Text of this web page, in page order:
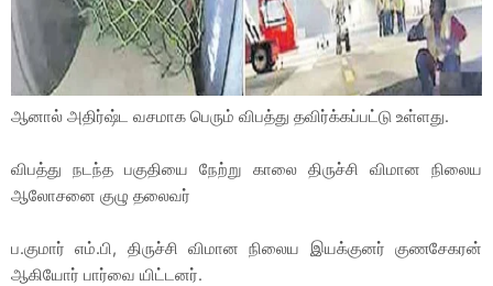
ஆனால் அதிர்ஷ்ட வசமாக பெரும் விபத்து தவிர்க்கப்பட்டு உள்ளது.
விபத்து நடந்த பகுதியை நேற்று காலை திருச்சி விமான நிலைய
ஆலோசனை குழு தலைவர்
ப.குமார் எம்.பி, திருச்சி விமான நிலைய இயக்குனர் குணசேகரன்
ஆகியோர் பார்வை யிட்டனர்.